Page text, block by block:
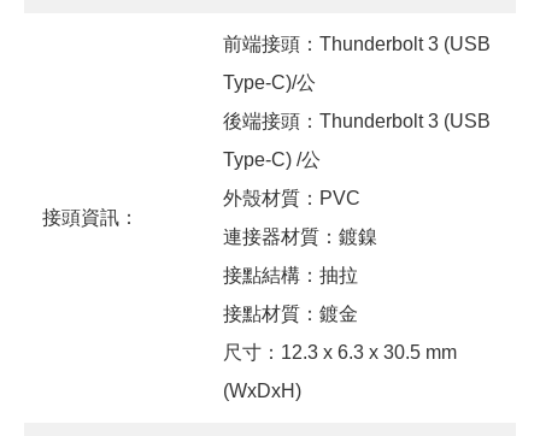
接頭資訊：
前端接頭：Thunderbolt 3 (USB
Type-C)/公
後端接頭：Thunderbolt 3 (USB
Type-C) /公
外殼材質：PVC
連接器材質：鍍鎳
接點結構：抽拉
接點材質：鍍金
尺寸：12.3 x 6.3 x 30.5 mm
(WxDxH)